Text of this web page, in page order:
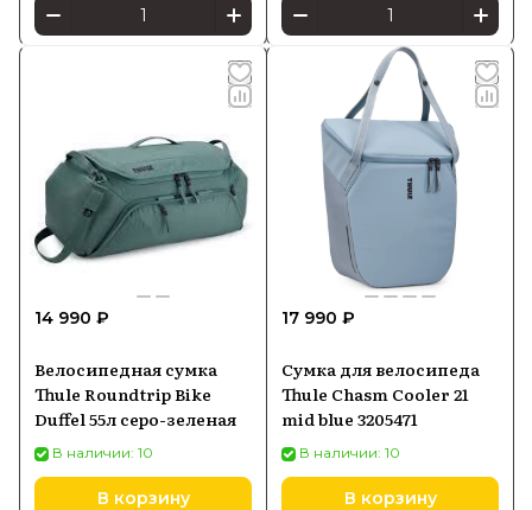
14 990 ₽
Велосипедная сумка
Thule Roundtrip Bike
Duffel 55л серо-зеленая
В наличии: 10
В корзину
17 990 ₽
Сумка для велосипеда
Thule Chasm Cooler 21
mid blue 3205471
В наличии: 10
В корзину